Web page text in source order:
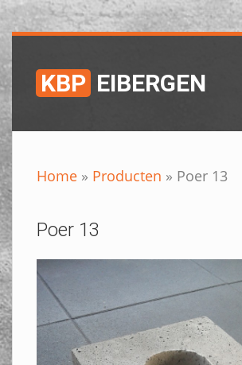
KBP EIBERGEN
Home » Producten » Poer 13
Poer 13